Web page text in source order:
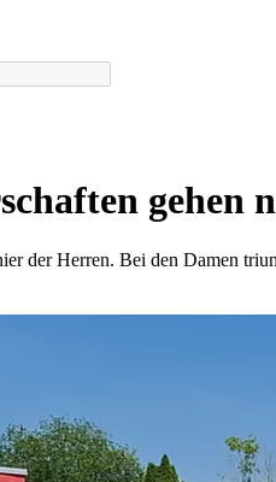
gehen
der Herren. Bei den Damen